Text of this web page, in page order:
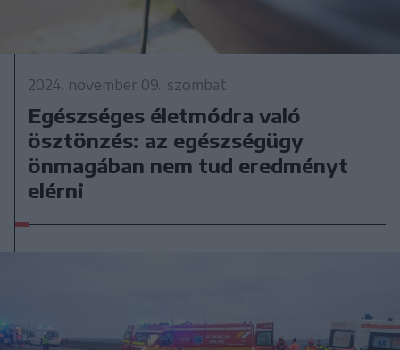
2024. november 09., szombat
Egészséges életmódra való
ösztönzés: az egészségügy
önmagában nem tud eredményt
elérni